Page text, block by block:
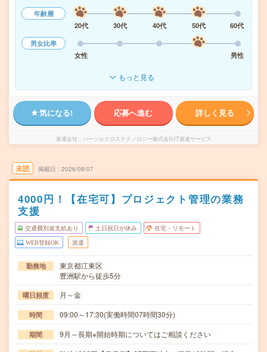
年齢層
20代
30代 40代 50代
60代
男女比率
女性
男性
もっと見る
気になる! 応募へ進む 詳しく見る
派遣会社 パーソルクロステクノロジー株式会社IT派遣サービス
未読 掲載日 2026/08/07
4000円！【在宅可】プロジェクト管理の業務
支援
交通費別途支給あり 土日祝日が休み 在宅・リモート
WEB登録OK 派遣
勤務地
東京都江東区
豊洲駅から徒歩5分
曜日頻度 月～金
時間 09:00～17:30(実働時間07時間30分)
期間 9月～長期※開始時期についてはご相談ください